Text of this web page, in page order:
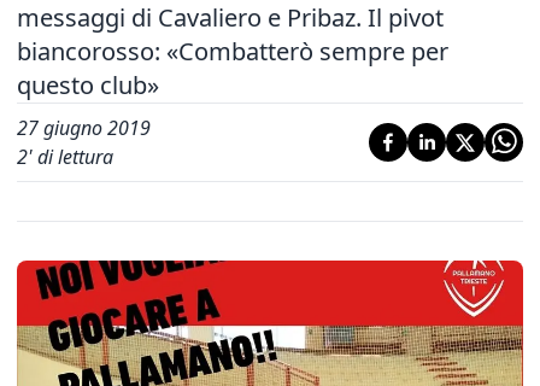
messaggi di Cavaliero e Pribaz. Il pivot
biancorosso: «Combatterò sempre per
questo club»
27 giugno 2019
2' di lettura